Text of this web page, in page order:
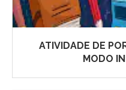
ATIVIDADE DE
MODO